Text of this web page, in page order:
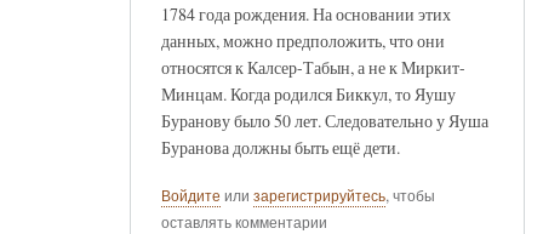
1784 года рождения. На основании этих
данных, можно предположить, что они
относятся к Калсер-Табын, а не к Миркит-
Минцам. Когда родился Биккул, то Яушу
Буранову было 50 лет. Следовательно у Яуша
Буранова должны быть ещё дети.
Войдите или зарегистрируйтесь, чтобы
оставлять комментарии